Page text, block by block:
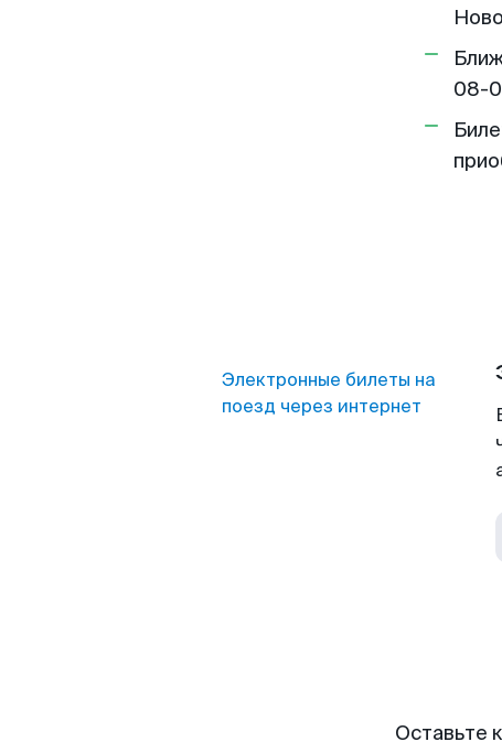
08-
Электронные билеты на
поезд через интернет
Оставьте